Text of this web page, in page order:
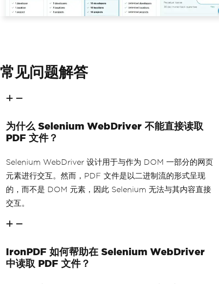
常见问题解答
为什么 Selenium WebDriver 不能直接读取
PDF 文件？
Selenium WebDriver 设计用于与作为 DOM 一部分的网页
元素进行交互。然而，PDF 文件是以二进制流的形式呈现
的，而不是 DOM 元素，因此 Selenium 无法与其内容直接
交互。
IronPDF 如何帮助在 Selenium WebDriver
中读取 PDF 文件？